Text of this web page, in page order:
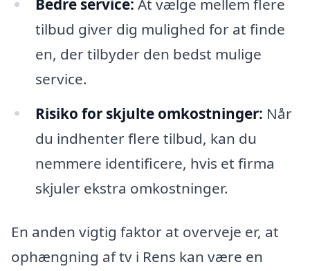
Bedre service: At vælge mellem flere
tilbud giver dig mulighed for at finde
en, der tilbyder den bedst mulige
service.
Risiko for skjulte omkostninger: Når
du indhenter flere tilbud, kan du
nemmere identificere, hvis et firma
skjuler ekstra omkostninger.
En anden vigtig faktor at overveje er, at
ophængning af tv i Rens kan være en